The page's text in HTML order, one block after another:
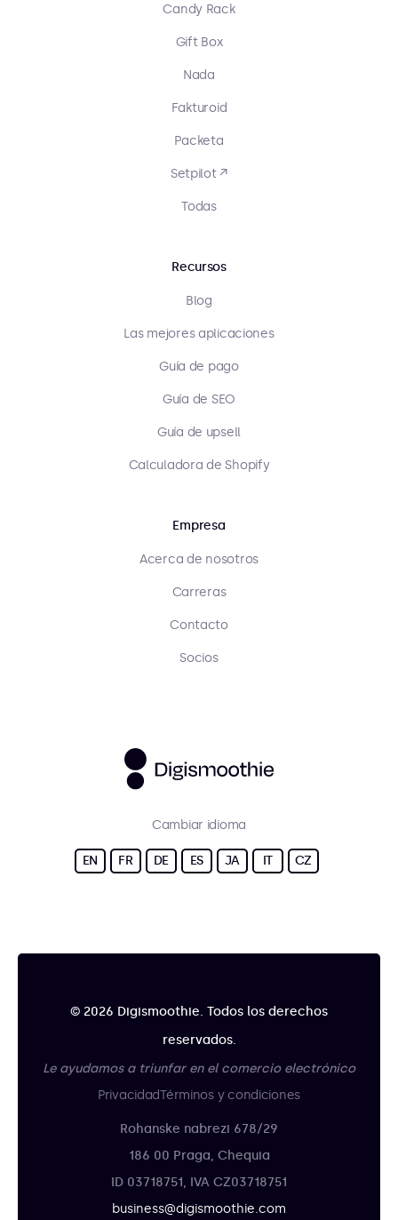
Candy Rack
Gift Box
Nada
Fakturoid
Packeta
Setpilot ↗
Todas
Recursos
Blog
Las mejores aplicaciones
Guía de pago
Guía de SEO
Guía de upsell
Calculadora de Shopify
Empresa
Acerca de nosotros
Carreras
Contacto
Socios
Cambiar idioma
EN FR DE ES JA IT CZ
© 2026 Digismoothie. Todos los derechos
reservados.
Le ayudamos a triunfar en el comercio electrónico
PrivacidadTérminos y condiciones
Rohanske nabrezi 678/29
186 00 Praga, Chequia
ID 03718751, IVA CZ03718751
business@digismoothie.com